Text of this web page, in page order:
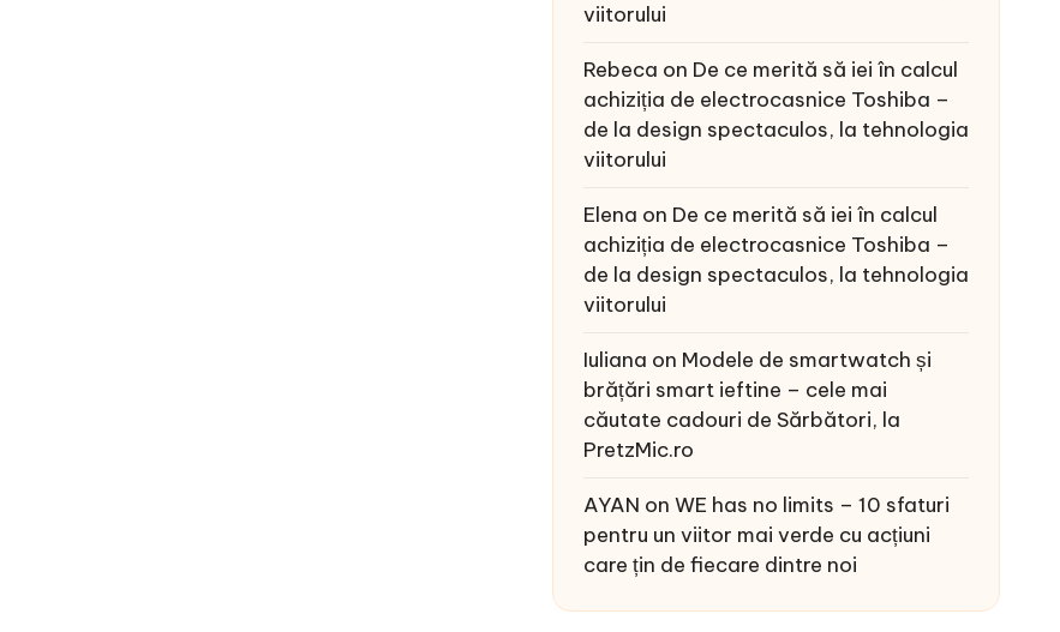
viitorului
Rebeca on De ce merită să iei în calcul
achiziția de electrocasnice Toshiba –
de la design spectaculos, la tehnologia
viitorului
Elena on De ce merită să iei în calcul
achiziția de electrocasnice Toshiba –
de la design spectaculos, la tehnologia
viitorului
Iuliana on Modele de smartwatch și
brățări smart ieftine – cele mai
căutate cadouri de Sărbători, la
PretzMic.ro
AYAN on WE has no limits – 10 sfaturi
pentru un viitor mai verde cu acțiuni
care țin de fiecare dintre noi